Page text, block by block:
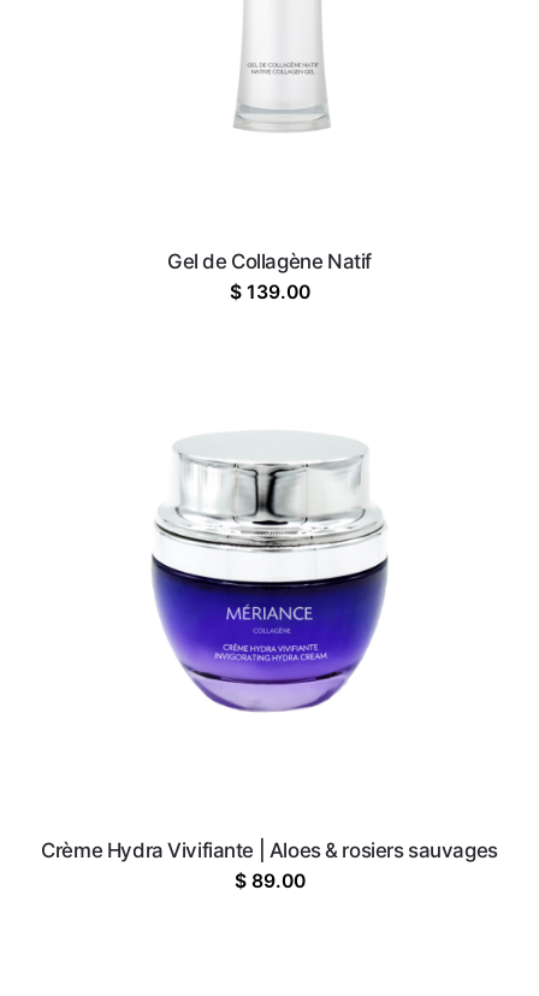
Gel de Collagène Natif
$139.00
Crème Hydra Vivifiante | Aloes & rosiers sauvages
$89.00